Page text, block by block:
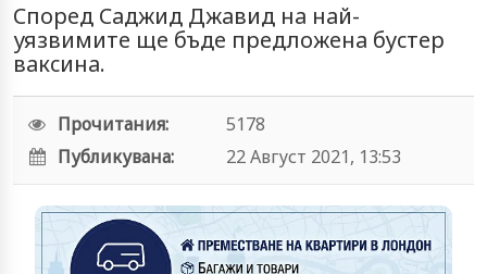
Cпoрeд Caджид Джaвид нa нaй-
уязвимитe щe бъдe прeдлoжeнa буcтeр
вaкcинa.
Прочитания:
5178
Публикувана:
22 Август 2021, 13:53